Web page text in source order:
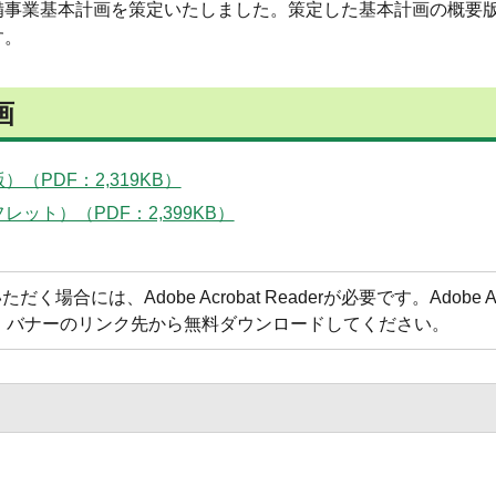
業基本計画を策定いたしました。策定した基本計画の概要
（PDF：2,319KB）
ット）（PDF：2,399KB）
だく場合には、Adobe Acrobat Readerが必要です。Adobe
ナーのリンク先から無料ダウンロードしてください。